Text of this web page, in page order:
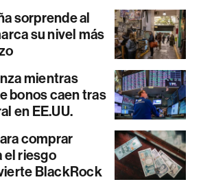
sorprende al
su nivel más
mientras
bonos caen tras
en EE.UU.
comprar
el riesgo
BlackRock